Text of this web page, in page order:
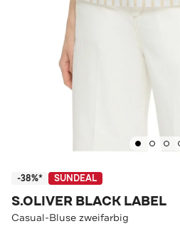
-38%* SUNDEAL
S.OLIVER BLACK LABEL
Casual-Bluse zweifarbig